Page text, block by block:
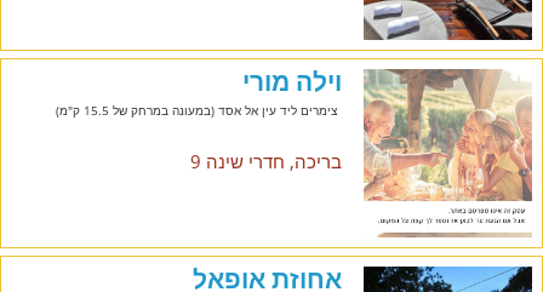
וילה מורי
צימרים ליד עין אל אסד (במעונה במרחק של 15.5 ק"מ)
בריכה, חדרי שינה 9
אחוזת אופאל